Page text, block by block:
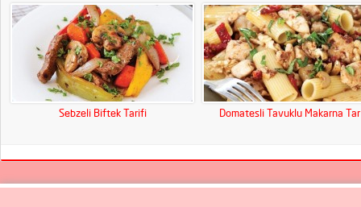
Sebzeli Biftek Tarifi Domatesli Tavuklu Makarna